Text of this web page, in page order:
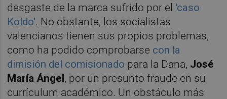
desgaste de la marca sufrido por el 'caso
Koldo'. No obstante, los socialistas
valencianos tienen sus propios problemas,
como ha podido comprobarse con la
dimisión del comisionado para la Dana, José
María Ángel, por un presunto fraude en su
currículum académico. Un obstáculo más